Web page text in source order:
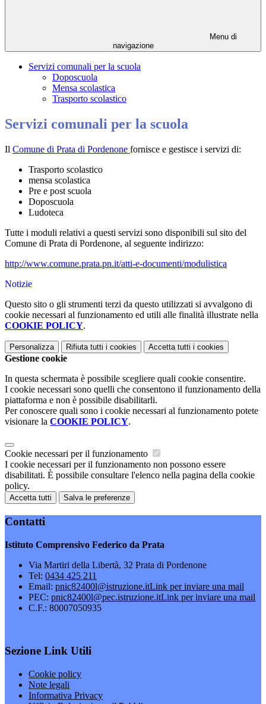
Menu di
navigazione
Servizi comunali per la scuola
Doposcuola
Mensa scolastica
Trasporto scolastico
Servizi comunali per la scuola
Il Comune di Prata di Pordenone fornisce e gestisce i servizi di:
Trasporto scolastico
mensa scolastica
Pre e post scuola
Doposcuola
Ludoteca
Tutte i moduli relativi a questi servizi sono disponibili sul sito del
Comune di Prata di Pordenone, al seguente indirizzo:
http://www.comune.prata.pn.it/atti-e-documenti/modulistica
Notizie
Questo sito o gli strumenti terzi da questo utilizzati si avvalgono di
cookie necessari al funzionamento ed utili alle finalità illustrate nella
COOKIE POLICY.
Personalizza Rifiuta tutti i cookies Accetta tutti i cookies
Gestione cookie
In questa schermata è possibile scegliere quali cookie consentire.
I cookie necessari sono quelli che consentono il funzionamento della
piattaforma e non è possibile disabilitarli.
Per conoscere quali sono i cookie necessari al funzionamento potete
visionare la COOKIE POLICY.
Cookie necessari per il funzionamento
I cookie necessari per il funzionamento non possono essere
disabilitati. È possibile consultare l'elenco nella pagina della cookie
policy.
Accetta tutti Salva le preferenze
Contatti
Istituto Comprensivo Federico da Prata
Via Martiri della Libertà, 32 Prata di Pordenone
Tel: 0434 425 211
Email: pnic82400l@istruzione.itLink per inviare una mail
PEC: pnic82400l@pec.istruzione.itLink per inviare una mail
C.F.: 80007050935
Sezione Link Utili
Cookie policy
Note legali
Informativa Privacy